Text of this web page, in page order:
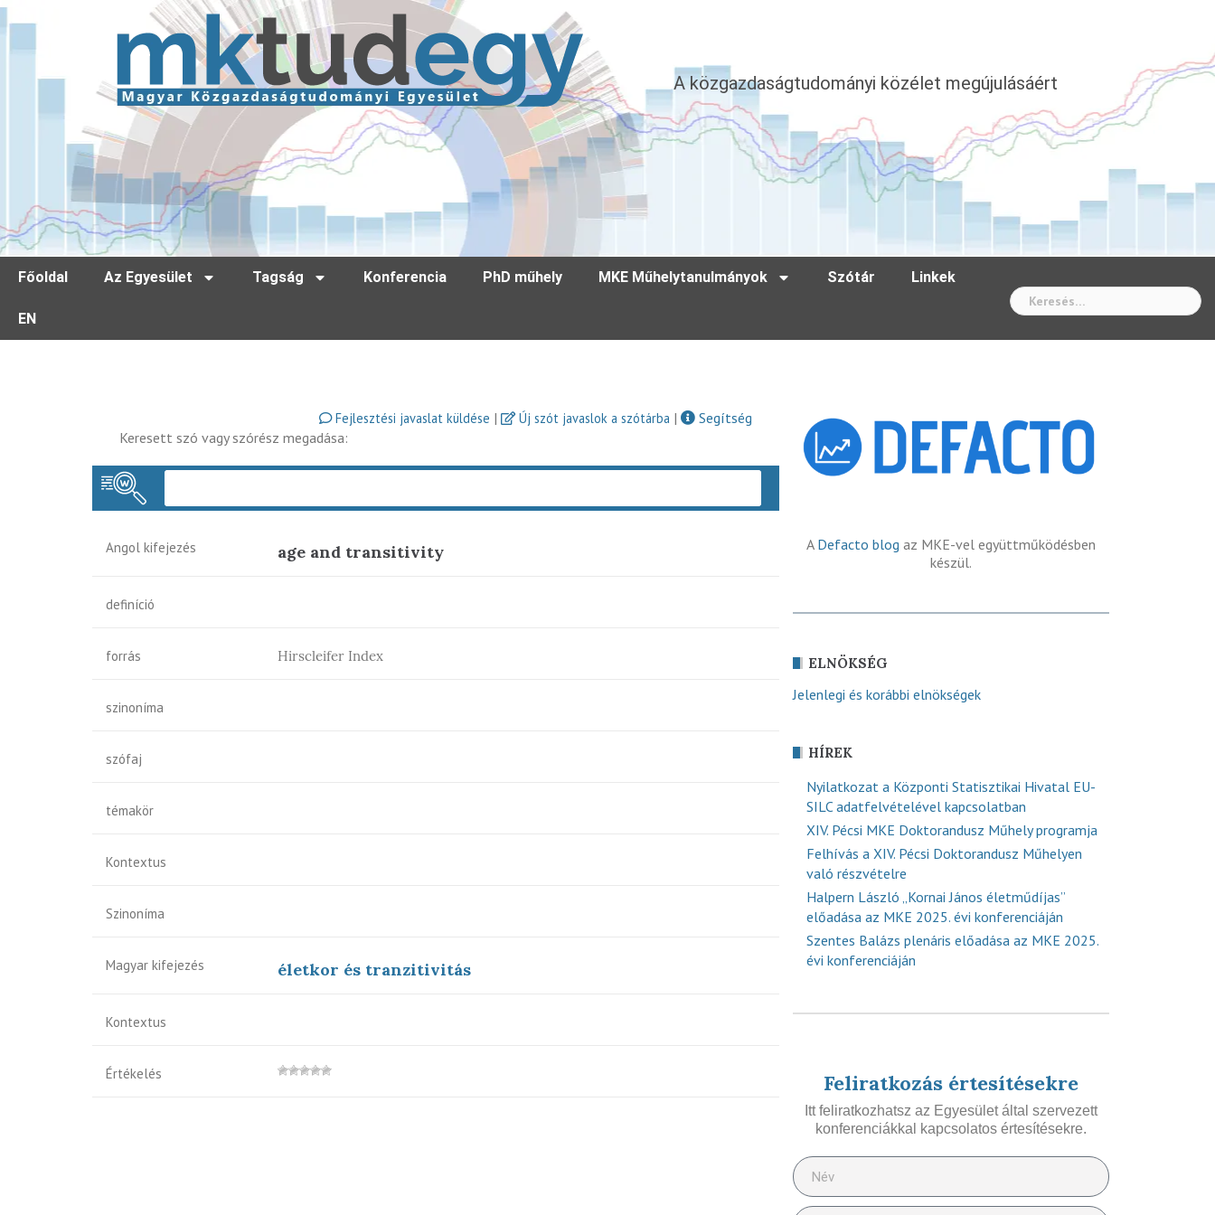
A közgazdaságtudományi közélet megújulásáért
Főoldal Az Egyesület Tagság Konferencia PhD műhely MKE Műhelytanulmányok Szótár Linkek
EN
Fejlesztési javaslat küldése | Új szót javaslok a szótárba |
Segítség
Keresett szó vagy szórész megadása:
Angol kifejezés age and transitivity
definíció
forrás Hirscleifer Index
szinoníma
szófaj
témakör
Kontextus
Szinoníma
Magyar kifejezés életkor és tranzitivitás
Kontextus
Értékelés
A Defacto blog az MKE-vel együttműködésben
készül.
ELNÖKSÉG
Jelenlegi és korábbi elnökségek
HÍREK
Nyilatkozat a Központi Statisztikai Hivatal EU-
SILC adatfelvételével kapcsolatban
XIV. Pécsi MKE Doktorandusz Műhely programja
Felhívás a XIV. Pécsi Doktorandusz Műhelyen
való részvételre
Halpern László „Kornai János életműdíjas”
előadása az MKE 2025. évi konferenciáján
Szentes Balázs plenáris előadása az MKE 2025.
évi konferenciáján
Feliratkozás értesítésekre
Itt feliratkozhatsz az Egyesület által szervezett
konferenciákkal kapcsolatos értesítésekre.